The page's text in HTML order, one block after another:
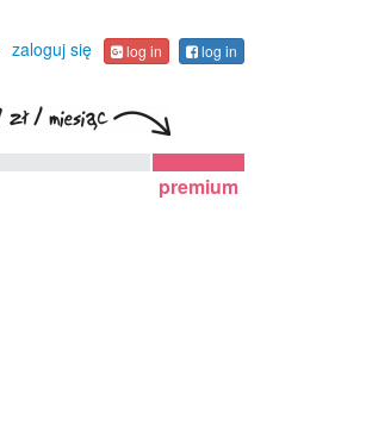
zaloguj się log in log in
premium